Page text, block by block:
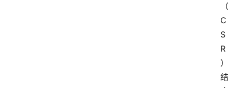
（
C
S
R
）
结